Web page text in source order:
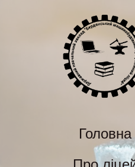
Головна